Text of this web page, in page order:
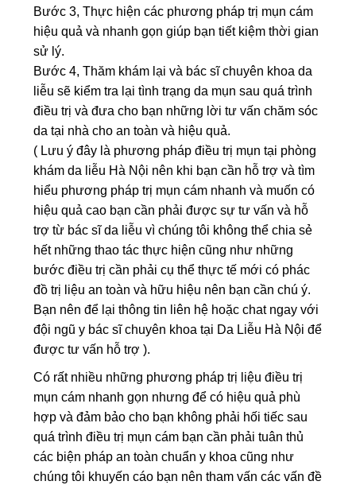
Bước 3, Thực hiện các phương pháp trị mụn cám
hiệu quả và nhanh gọn giúp bạn tiết kiệm thời gian
sử lý.
Bước 4, Thăm khám lại và bác sĩ chuyên khoa da
liễu sẽ kiểm tra lại tình trạng da mụn sau quá trình
điều trị và đưa cho bạn những lời tư vấn chăm sóc
da tại nhà cho an toàn và hiệu quả.
( Lưu ý đây là phương pháp điều trị mụn tại phòng
khám da liễu Hà Nội nên khi bạn cần hỗ trợ và tìm
hiểu phương pháp trị mụn cám nhanh và muốn có
hiệu quả cao bạn cần phải được sự tư vấn và hỗ
trợ từ bác sĩ da liễu vì chúng tôi không thể chia sẻ
hết những thao tác thực hiện cũng như những
bước điều trị cần phải cụ thể thực tế mới có phác
đồ trị liệu an toàn và hữu hiệu nên bạn cần chú ý.
Bạn nên để lại thông tin liên hệ hoặc chat ngay với
đội ngũ y bác sĩ chuyên khoa tại Da Liễu Hà Nội để
được tư vấn hỗ trợ ).
Có rất nhiều những phương pháp trị liệu điều trị
mụn cám nhanh gọn nhưng để có hiệu quả phù
hợp và đảm bảo cho bạn không phải hối tiếc sau
quá trình điều trị mụn cám bạn cần phải tuân thủ
các biện pháp an toàn chuẩn y khoa cũng như
chúng tôi khuyến cáo bạn nên tham vấn các vấn đề